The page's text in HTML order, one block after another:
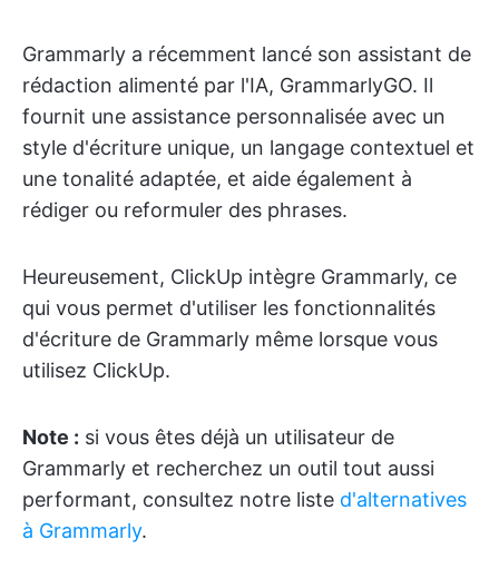
Grammarly a récemment lancé son assistant de
rédaction alimenté par l'IA, GrammarlyGO. Il
fournit une assistance personnalisée avec un
style d'écriture unique, un langage contextuel et
une tonalité adaptée, et aide également à
rédiger ou reformuler des phrases.
Heureusement, ClickUp intègre Grammarly, ce
qui vous permet d'utiliser les fonctionnalités
d'écriture de Grammarly même lorsque vous
utilisez ClickUp.
Note : si vous êtes déjà un utilisateur de
Grammarly et recherchez un outil tout aussi
performant, consultez notre liste d'alternatives
à Grammarly.